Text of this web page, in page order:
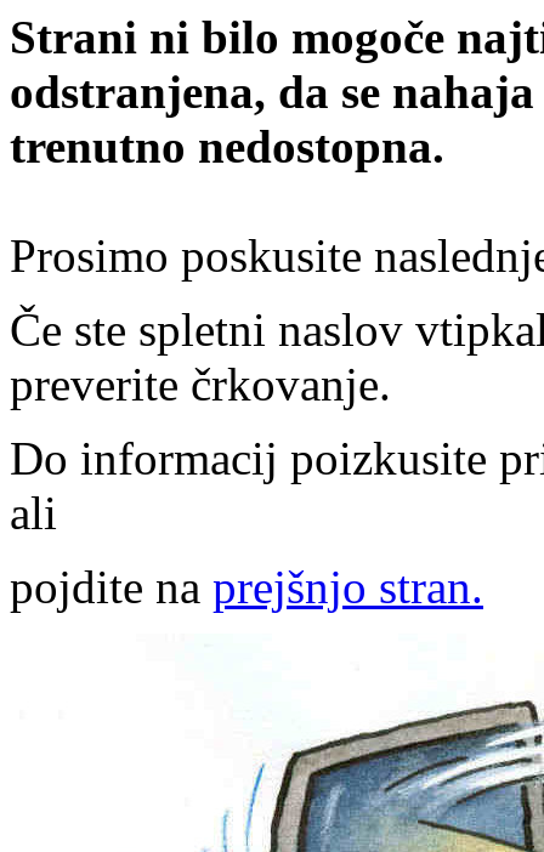
Strani ni bilo mogoče
odstranjena, da se
trenutno nedostopna.
Prosimo poskusite
Če ste spletni naslov
preverite črkovanje.
Do informacij poizkusite
ali
pojdite na prejšnjo stran.